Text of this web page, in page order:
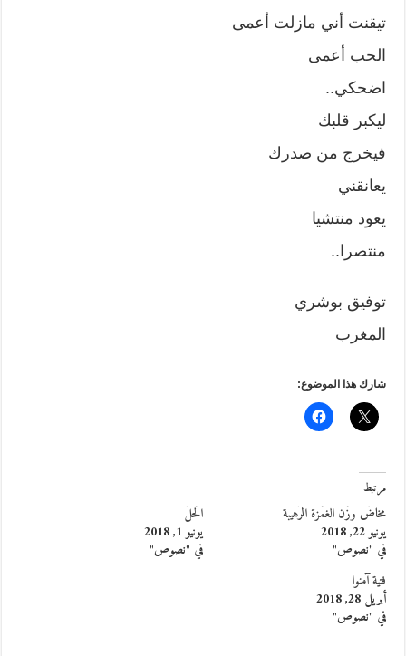
تيقنت أني مازلت أعمى
الحب أعمى
اضحكي..
ليكبر قلبك
فيخرج من صدرك
يعانقني
يعود منتشيا
منتصرا..
توفيق بوشري
المغرب
شارك هذا الموضوع:
مرتبط
مخاضُ وزْن الغمْزة الرّهيبة
يونيو 22, 2018
في "نصوص"
الْحَلّ
يونيو 1, 2018
في "نصوص"
فتية آمنوا
أبريل 28, 2018
في "نصوص"